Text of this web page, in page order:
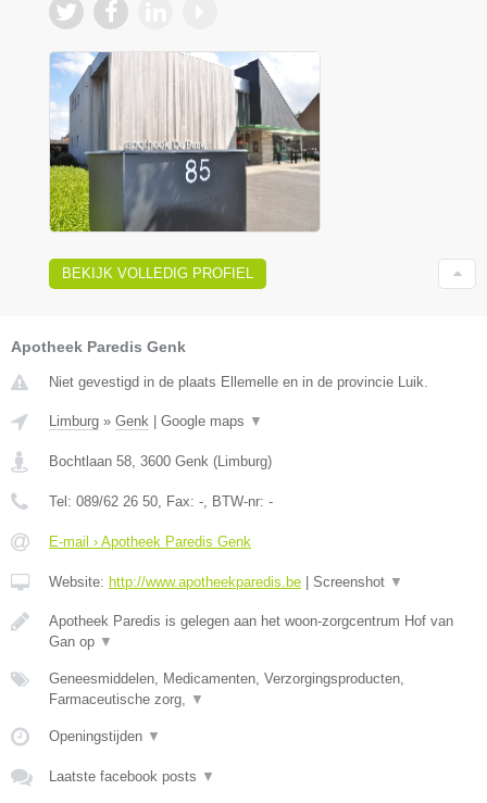
BEKIJK VOLLEDIG PROFIEL
Apotheek Paredis Genk
Niet gevestigd in de plaats Ellemelle en in de provincie Luik.
Limburg » Genk | Google maps ▼
Bochtlaan 58 3600 Genk (Limburg)
Tel: 089/62 26 50 , Fax: - , BTW-nr: -
E-mail › Apotheek Paredis Genk
Website: http://www.apotheekparedis.be | Screenshot ▼
Apotheek Paredis is gelegen aan het woon-zorgcentrum Hof van
Gan op ▼
Geneesmiddelen, Medicamenten, Verzorgingsproducten,
Farmaceutische zorg,
▼
Openingstijden ▼
Laatste facebook posts ▼